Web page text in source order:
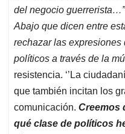
del negocio
Abajo que dicen entre
rechazar las
políticos a través de la
resistencia. ‘’La
que también incitan los
comunicación. Creemos
qué clase de políticos